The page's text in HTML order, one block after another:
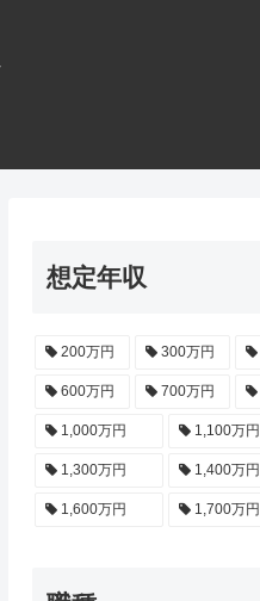
想定年収
200万円 300万円
600万円 700万円
1,000万円 1,100万円
1,300万円 1,400万円
1,600万円 1,700万円